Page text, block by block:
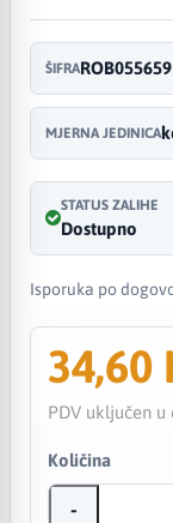
ŠIFRAROB055659
MJERNA JEDINICA
STATUS ZALIHE
Dostupno
Isporuka po
34,60
PDV uključen u
Količina
-